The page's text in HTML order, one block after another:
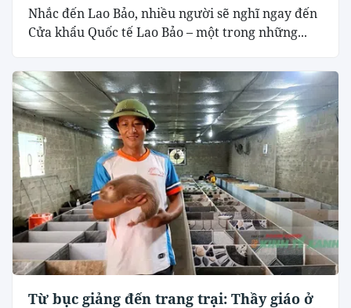
Nhắc đến Lao Bảo, nhiều người sẽ nghĩ ngay đến
Cửa khẩu Quốc tế Lao Bảo – một trong những...
Từ bục giảng đến trang trại: Thầy giáo ở